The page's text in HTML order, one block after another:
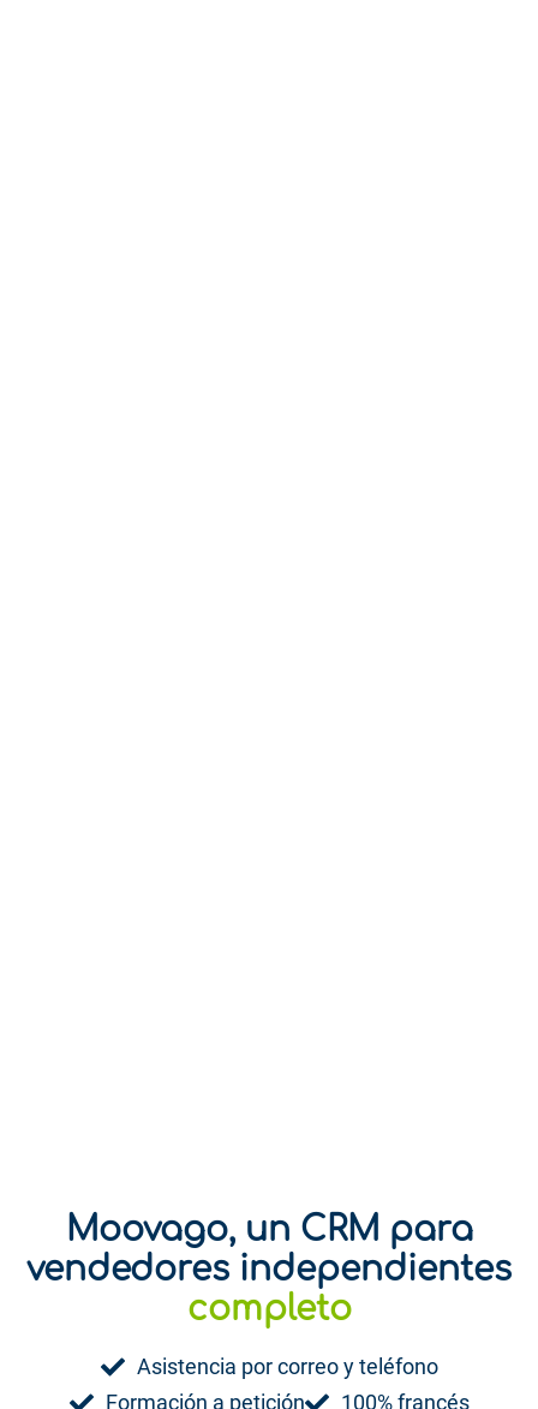
Moovago, un CRM para
vendedores independientes
completo
divertido
Asistencia por correo y teléfono
Formación a petición
100% francés